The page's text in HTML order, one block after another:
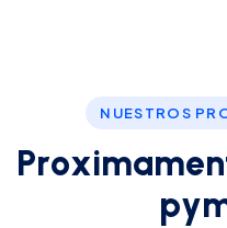
NUESTROS
Proximamen
py